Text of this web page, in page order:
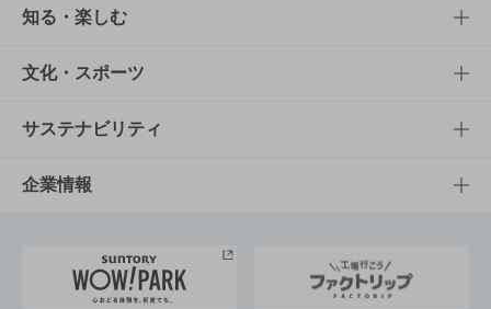
商品TOP
商品一覧
商品発売情報
栄養成分一覧
知る・楽しむ
知る・楽しむTOP
キャンペーン
工場見学
地域情報
文化・スポーツ
文化・スポーツTOP
サントリーホール
サントリーサンバーズ大阪
サステナビリティ
サステナビリティTOP
サントリーが考えるサステナビリティ経営
企業情報
企業概要